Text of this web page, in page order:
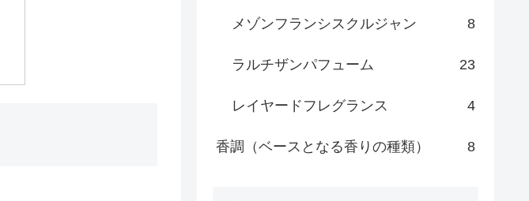
メゾンフランシスクルジャン 8
ラルチザンパフューム 23
レイヤードフレグランス 4
香調（ベースとなる香りの種類） 8